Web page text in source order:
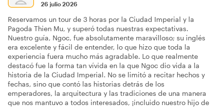
26 julio 2026
Reservamos un tour de 3 horas por la Ciudad Imperial y la
Pagoda Thien Mu, y superó todas nuestras expectativas.
Nuestro guía, Ngoc, fue absolutamente maravilloso; su inglés
era excelente y fácil de entender, lo que hizo que toda la
experiencia fuera mucho más agradable. Lo que realmente
destacó fue la forma tan vívida en la que Ngoc dio vida a la
historia de la Ciudad Imperial. No se limitó a recitar hechos y
fechas, sino que contó las historias detrás de los
emperadores, la arquitectura y las tradiciones de una manera
que nos mantuvo a todos interesados, ¡incluido nuestro hijo de